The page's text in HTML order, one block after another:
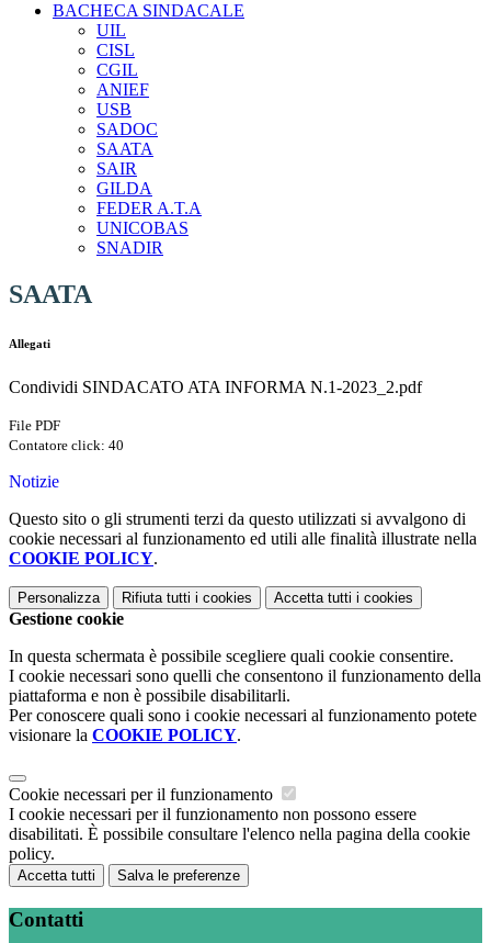
BACHECA SINDACALE
UIL
CISL
CGIL
ANIEF
USB
SADOC
SAATA
SAIR
GILDA
FEDER A.T.A
UNICOBAS
SNADIR
SAATA
Allegati
Condividi SINDACATO ATA INFORMA N.1-2023_2.pdf
File PDF
Contatore click: 40
Notizie
Questo sito o gli strumenti terzi da questo utilizzati si avvalgono di
cookie necessari al funzionamento ed utili alle finalità illustrate nella
COOKIE POLICY.
Personalizza Rifiuta tutti i cookies Accetta tutti i cookies
Gestione cookie
In questa schermata è possibile scegliere quali cookie consentire.
I cookie necessari sono quelli che consentono il funzionamento della
piattaforma e non è possibile disabilitarli.
Per conoscere quali sono i cookie necessari al funzionamento potete
visionare la COOKIE POLICY.
Cookie necessari per il funzionamento
I cookie necessari per il funzionamento non possono essere
disabilitati. È possibile consultare l'elenco nella pagina della cookie
policy.
Accetta tutti Salva le preferenze
Contatti